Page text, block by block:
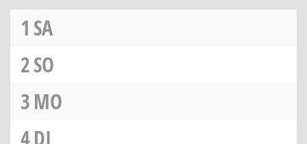
1 SA
2SO
3MO
4DI